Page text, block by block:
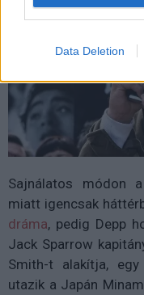
Data Deletion
Sajnálatos módon
miatt igencsak
dráma, pedig Depp
Jack Sparrow
Smith-t alakítja,
utazik a Japán